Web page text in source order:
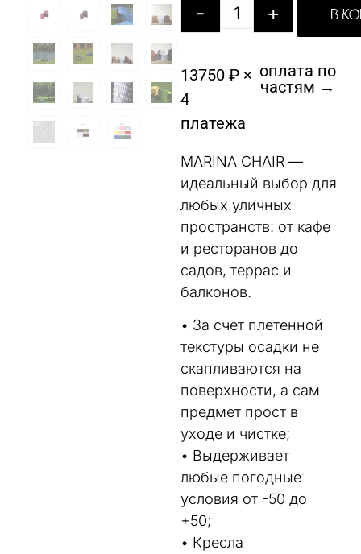
- + В
13750 ₽ ×
4
платежа
оплата по
частям →
MARINA CHAIR —
идеальный выбор для
любых уличных
пространств: от кафе
и ресторанов до
садов, террас и
балконов.
• За счет плетенной
текстуры осадки не
скапливаются на
поверхности, а сам
предмет прост в
уходе и чистке;
• Выдерживает
любые погодные
условия от -50 до
+50;
• Кресла